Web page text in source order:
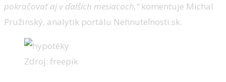
pokračovať aj v ďalších mesiacoch,“komentuje Michal
Pružinský, analytik portálu Nehnuteľnosti.sk.
Zdroj: freepik